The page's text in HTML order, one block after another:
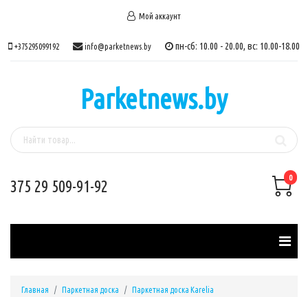
Мой аккаунт
+375295099192 info@parketnews.by пн-сб: 10.00 - 20.00, вс: 10.00-18.00
Parketnews.by
375 29 509-91-92 0
Главная Паркетная доска
Паркетная доска Karelia